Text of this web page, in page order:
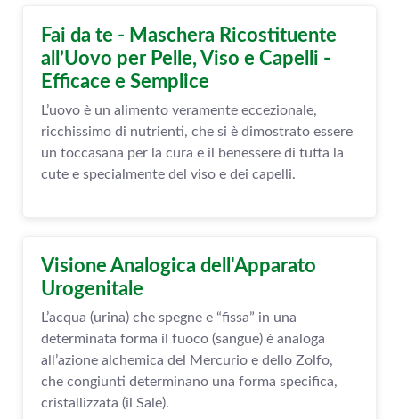
Fai da te - Maschera Ricostituente
all’Uovo per Pelle, Viso e Capelli -
Efficace e Semplice
L’uovo è un alimento veramente eccezionale,
ricchissimo di nutrienti, che si è dimostrato essere
un toccasana per la cura e il benessere di tutta la
cute e specialmente del viso e dei capelli.
Visione Analogica dell'Apparato
Urogenitale
L’acqua (urina) che spegne e “fissa” in una
determinata forma il fuoco (sangue) è analoga
all’azione alchemica del Mercurio e dello Zolfo,
che congiunti determinano una forma specifica,
cristallizzata (il Sale).